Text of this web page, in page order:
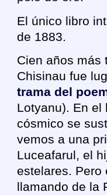
El único libro
de 1883.
Cien años más
Chisinau fue
trama del
Lotyanu). En
cósmico se
vemos a una
Luceafarul, el
estelares. Pero
llamando de la